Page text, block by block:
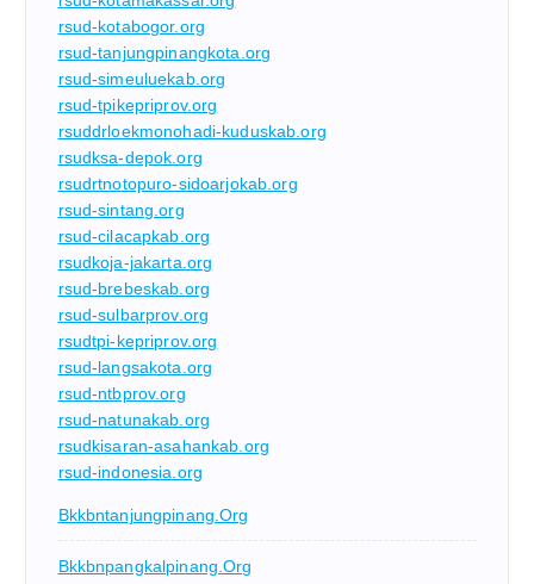
rsud-kotabogor.org
rsud-tanjungpinangkota.org
rsud-simeuluekab.org
rsud-tpikepriprov.org
rsuddrloekmonohadi-kuduskab.org
rsudksa-depok.org
rsudrtnotopuro-sidoarjokab.org
rsud-sintang.org
rsud-cilacapkab.org
rsudkoja-jakarta.org
rsud-brebeskab.org
rsud-sulbarprov.org
rsudtpi-kepriprov.org
rsud-langsakota.org
rsud-ntbprov.org
rsud-natunakab.org
rsudkisaran-asahankab.org
rsud-indonesia.org
Bkkbntanjungpinang.org
Bkkbnpangkalpinang.org